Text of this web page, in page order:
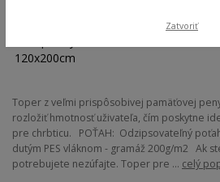
Toper z veľmi prispôsobivej pamäťovej
rozložiť hmotnosť uživateľa, čím poskytne
pre chrbticu. POŤAH: Odzipsovateľný poťah
dutým PES vláknom - gramáž 200g/m2 Ak
potrebujete nezúfajte. Toper pre ... celý
Zatvoriť